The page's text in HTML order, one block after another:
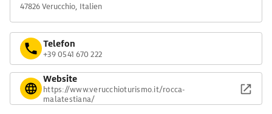
47826 Verucchio, Italien
Telefon
+39 0541 670 222
Website
https://www.verucchioturismo.it/rocca-
malatestiana/